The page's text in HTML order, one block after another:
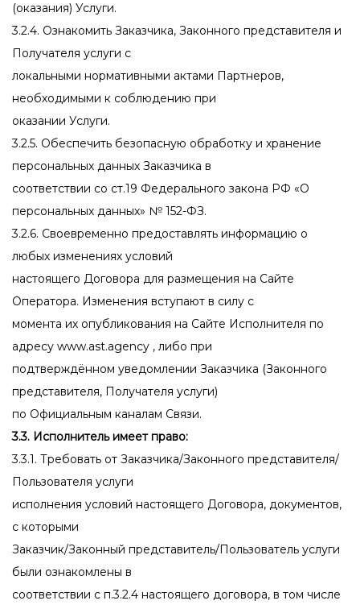
(оказания) Услуги.
3.2.4. Ознакомить Заказчика, Законного представителя и
Получателя услуги с
локальными нормативными актами Партнеров,
необходимыми к соблюдению при
оказании Услуги.
3.2.5. Обеспечить безопасную обработку и хранение
персональных данных Заказчика в
соответствии со ст.19 Федерального закона РФ «О
персональных данных» № 152-ФЗ.
3.2.6. Своевременно предоставлять информацию о
любых изменениях условий
настоящего Договора для размещения на Сайте
Оператора. Изменения вступают в силу с
момента их опубликования на Сайте Исполнителя по
адресу www.ast.agency , либо при
подтверждённом уведомлении Заказчика (Законного
представителя, Получателя услуги)
по Официальным каналам Связи.
3.3. Исполнитель имеет право:
3.3.1. Требовать от Заказчика/Законного представителя/
Пользователя услуги
исполнения условий настоящего Договора, документов,
с которыми
Заказчик/Законный представитель/Пользователь услуги
были ознакомлены в
соответствии с п.3.2.4 настоящего договора, в том числе